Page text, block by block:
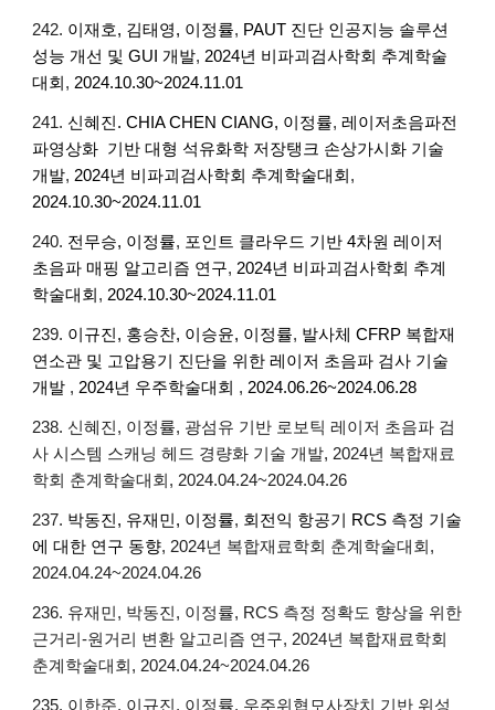
242. 이재호, 김태영, 이정률, PAUT 진단 인공지능 솔루션
성능 개선 및 GUI 개발, 2024년 비파괴검사학회 추계학술
대회 , 2024.10.30~2024.11.01
241. 신혜진. CHIA CHEN CIANG, 이정률,레이저초음파전
파영상화 기반 대형 석유화학 저장탱크 손상가시화 기술
개발, 2024년 비파괴검사학회 추계학술대회 ,
2024.10.30~2024.11.01
240. 전무승, 이정률, 포인트 클라우드 기반 4차원 레이저
초음파 매핑 알고리즘 연구, 2024년 비파괴검사학회 추계
학술대회 , 2024.10.30~2024.11.01
239. 이규진, 홍승찬, 이승윤, 이정률, 발사체 CFRP 복합재
연소관 및 고압용기 진단을 위한 레이저 초음파 검사 기술
개발 , 2024년 우주학술대회 , 2024.06.26~2024.06.28
238. 신혜진, 이정률, 광섬유 기반 로보틱 레이저 초음파 검
사 시스템 스캐닝 헤드 경량화 기술 개발, 2024년 복합재료
학회 춘계학술대회, 2024.04.24~2024.04.26
237. 박동진, 유재민, 이정률, 회전익 항공기 RCS 측정 기술
에 대한 연구 동향, 2024년 복합재료학회 춘계학술대회,
2024.04.24~2024.04.26
236. 유재민, 박동진, 이정률, RCS 측정 정확도 향상을 위한
근거리-원거리 변환 알고리즘 연구, 2024년 복합재료학회
춘계학술대회, 2024.04.24~2024.04.26
235. 이한준, 이규진, 이정률, 우주위협모사장치 기반 위성